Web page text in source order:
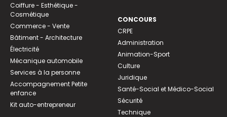
Coiffure - Esthétique -
Cosmétique
Commerce - Vente
Bâtiment - Architecture
Électricité
Mécanique automobile
Services à la personne
Accompagnement Petite
enfance
Kit auto-entrepreneur
CONCOURS
CRPE
Administration
Animation-Sport
Culture
Juridique
Santé-Social et Médico-Social
Sécurité
Technique